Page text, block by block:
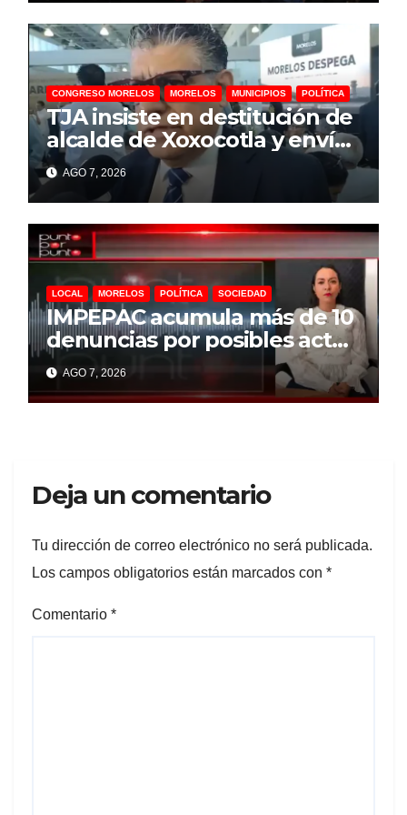
eje de desarrollo económico
CONGRESO MORELOS MORELOS MUNICIPIOS POLÍTICA
TJA insiste en destitución de
alcalde de Xoxocotla y envía
segunda solicitud al
Congreso de Morelos
AGO 7, 2026
LOCAL MORELOS POLÍTICA SOCIEDAD
IMPEPAC acumula más de 10
denuncias por posibles actos
anticipados de campaña
rumbo a 2027
AGO 7, 2026
Deja un comentario
Tu dirección de correo electrónico no será publicada.
Los campos obligatorios están marcados con *
Comentario *